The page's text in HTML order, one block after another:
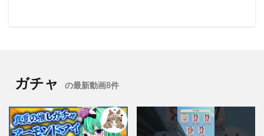
ガチャ の最新動画8件